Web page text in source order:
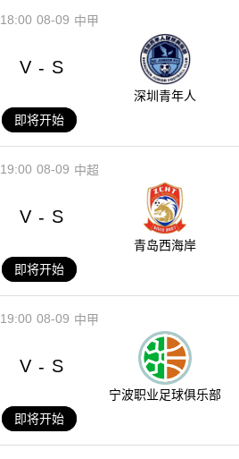
08-09
18:00 中甲
V - S
深圳青年人
即将开始
08-09
19:00 中超
V - S
青岛西海岸
即将开始
08-09
19:00 中甲
V - S
宁波职业足球俱乐部
即将开始